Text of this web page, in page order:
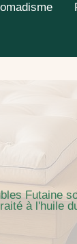
Futaine
à l'huile